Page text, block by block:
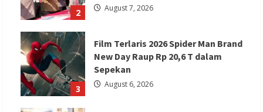
2 August 7, 2026
3
Film Terlaris 2026 Spider Man Brand
New Day Raup Rp 20,6 T dalam
Sepekan
August 6, 2026